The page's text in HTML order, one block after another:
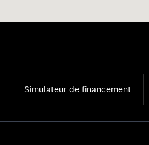
Simulateur de financement